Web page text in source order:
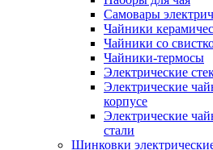
Самовары
Чайники
Чайники со
Чайники-термосы
Электрические
Электрические
корпусе
Электрические
стали
Шинковки